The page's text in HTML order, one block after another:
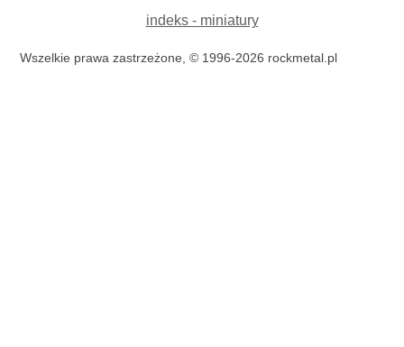
indeks - miniatury
Wszelkie prawa zastrzeżone, © 1996-2026 rockmetal.pl